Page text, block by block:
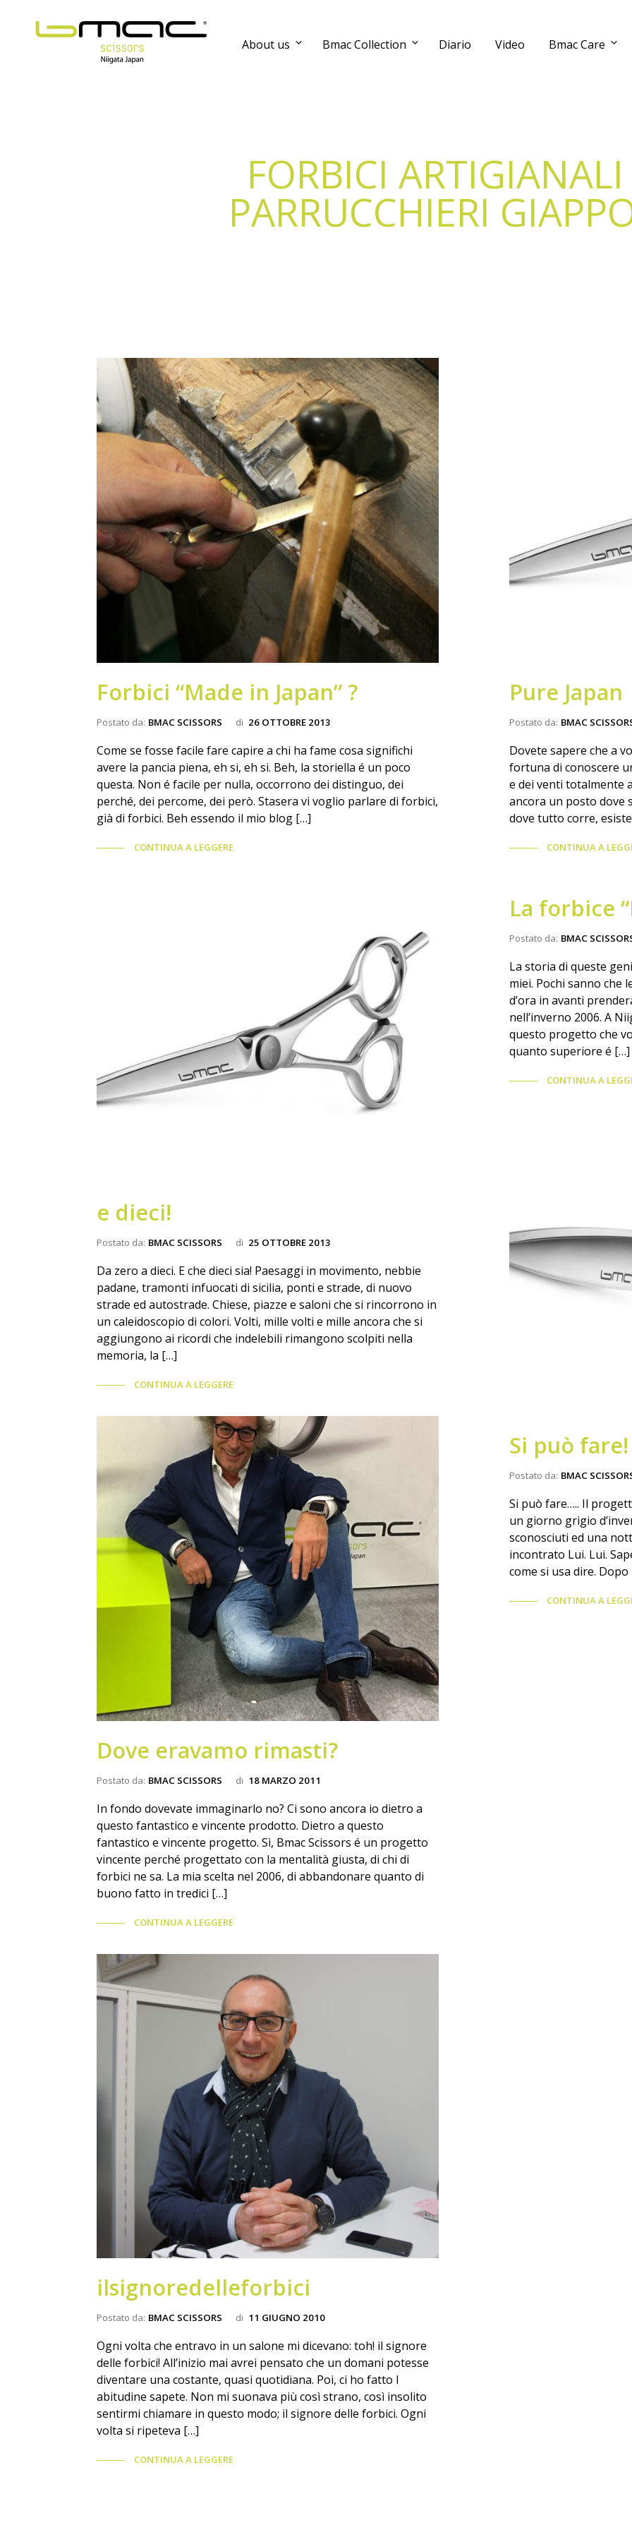
About us Bmac Collection Diario Video Bmac Care
FORBICI ARTIGIANALI
PARRUCCHIERI
Forbici “Made in Japan” ?
Postato da: BMAC SCISSORS di 26 OTTOBRE 2013
Come se fosse facile fare capire a chi ha fame cosa significhi
avere la pancia piena, eh si, eh si. Beh, la storiella é un poco
questa. Non é facile per nulla, occorrono dei distinguo, dei
perché, dei percome, dei però. Stasera vi voglio parlare di forbici,
già di forbici. Beh essendo il mio blog […]
CONTINUA A LEGGERE
e dieci!
Postato da: BMAC SCISSORS di 25 OTTOBRE 2013
Da zero a dieci. E che dieci sia! Paesaggi in movimento, nebbie
padane, tramonti infuocati di sicilia, ponti e strade, di nuovo
strade ed autostrade. Chiese, piazze e saloni che si rincorrono in
un caleidoscopio di colori. Volti, mille volti e mille ancora che si
aggiungono ai ricordi che indelebili rimangono scolpiti nella
memoria, la […]
CONTINUA A LEGGERE
Dove eravamo rimasti?
Postato da: BMAC SCISSORS di 18 MARZO 2011
In fondo dovevate immaginarlo no? Ci sono ancora io dietro a
questo fantastico e vincente prodotto. Dietro a questo
fantastico e vincente progetto. Sì, Bmac Scissors é un progetto
vincente perché progettato con la mentalità giusta, di chi di
forbici ne sa. La mia scelta nel 2006, di abbandonare quanto di
buono fatto in tredici […]
CONTINUA A LEGGERE
ilsignoredelleforbici
Postato da: BMAC SCISSORS di 11 GIUGNO 2010
Ogni volta che entravo in un salone mi dicevano: toh! il signore
delle forbici! All’inizio mai avrei pensato che un domani potesse
diventare una costante, quasi quotidiana. Poi, ci ho fatto l
abitudine sapete. Non mi suonava più così strano, così insolito
sentirmi chiamare in questo modo; il signore delle forbici. Ogni
volta si ripeteva […]
CONTINUA A LEGGERE
Pure Japan
Postato da: BMAC
Dovete sapere che a
fortuna di conoscere
e dei venti totalmente
ancora un posto dove
dove tutto corre,
CONTINUA A
La forbice
Postato da: BMAC
La storia di queste
miei. Pochi sanno che
d’ora in avanti
nell’inverno 2006. A
questo progetto che
quanto superiore é […]
CONTINUA A
Si può fare!
Postato da: BMAC
Si può fare….. Il
un giorno grigio
sconosciuti ed una
incontrato Lui. Lui.
come si usa dire.
CONTINUA A